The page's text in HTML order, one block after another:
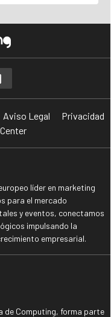
Aviso Legal
Privacidad
líder en marketing
para el mercado
y eventos, conectamos
impulsando la
empresarial.
de Computing, forma parte